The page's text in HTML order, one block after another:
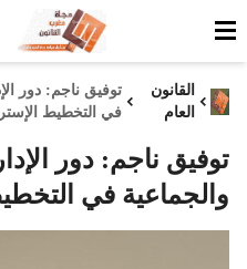
القانون
العام
توفيق ناجم: دور
في التخطيط
توفيق ناجم: دور
والجماعية في